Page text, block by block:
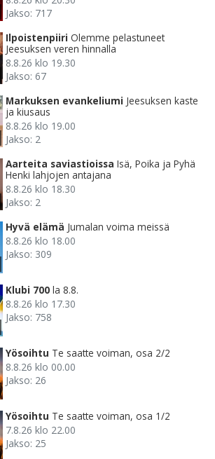
Jakso: 717
Ilpoistenpiiri Olemme pelastuneet
Jeesuksen veren hinnalla
8.8.26 klo 19.30
Jakso: 67
Markuksen evankeliumi Jeesuksen kaste
ja kiusaus
8.8.26 klo 19.00
Jakso: 2
Aarteita saviastioissa Isä, Poika ja Pyhä
Henki lahjojen antajana
8.8.26 klo 18.30
Jakso: 2
Hyvä elämä Jumalan voima meissä
8.8.26 klo 18.00
Jakso: 309
Klubi 700 la 8.8.
8.8.26 klo 17.30
Jakso: 758
Yösoihtu Te saatte voiman, osa 2/2
8.8.26 klo 00.00
Jakso: 26
Yösoihtu Te saatte voiman, osa 1/2
7.8.26 klo 22.00
Jakso: 25